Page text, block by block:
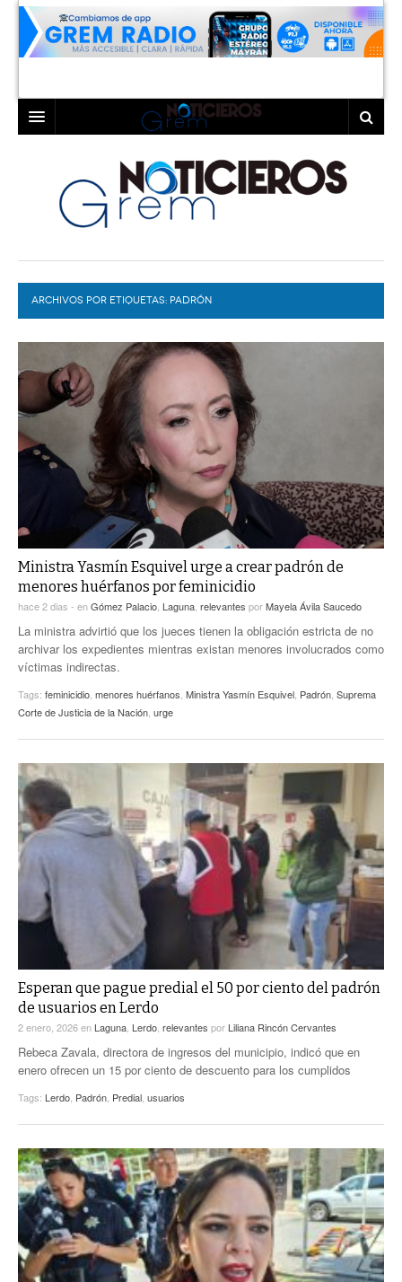
LAGUNA
TORREÓN
GÓMEZ PALACIO
LERDO
COAHUILA
DURANGO
DEPORTES
EXA
EL EXACTO
EXA INFORMA
GLOBO
CONTEXTOS
TRAYECTO LAGUNA
A MEDIA MAÑANA
A TODA LEY
ENTRE LAGUNEROS
DIÁLOGOS CON LA HISTORIA
TWEETS AND BEATS
LA MEJOR 97.1 ESTÉREO GALLITO
ACTUALIDADES GREM
PULSO
LA MEJOR INFORMACIÓN
COLABORADORES
PC29
ACTUALIDADES GREM
ARCHIVOS POR ETIQUETAS: PADRÓN
Ministra Yasmín Esquivel urge a crear padrón de
menores huérfanos por feminicidio
hace 2 dias - enGómez Palacio Laguna relevantes porMayela Ávila Saucedo
La ministra advirtió que los jueces tienen la obligación estricta de no
archivar los expedientes mientras existan menores involucrados como
víctimas indirectas.
Tags: feminicidio menores huérfanos Ministra Yasmín Esquivel Padrón Suprema
Corte de Justicia de la Nación urge
Esperan que pague predial el 50 por ciento del padrón
de usuarios en Lerdo
2 enero, 2026en Laguna Lerdo relevantes por Liliana Rincón Cervantes
Rebeca Zavala, directora de ingresos del municipio, indicó que en
enero ofrecen un 15 por ciento de descuento para los cumplidos
Tags: Lerdo Padrón Predial usuarios